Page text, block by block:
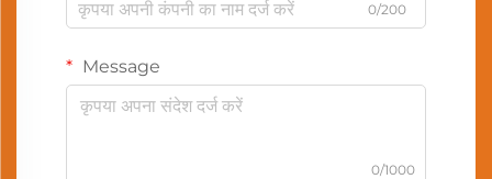
0/200
Message
0/1000